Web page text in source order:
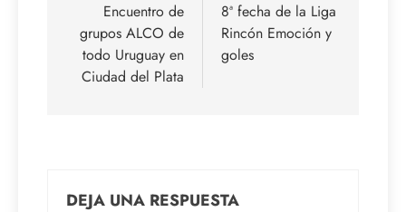
entradas
Encuentro de
grupos ALCO de
todo Uruguay en
Ciudad del Plata
8ª fecha de la Liga
Rincón Emoción y
goles
DEJA UNA RESPUESTA